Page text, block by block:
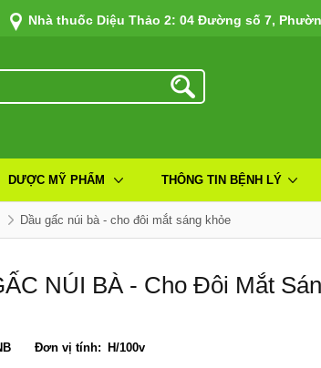
Nhà thuốc Diệu Thảo 2: 04 Đường số 7,
DƯỢC MỸ PHẨM THÔNG TIN BỆNH LÝ
dầu gấc núi bà - cho đôi mắt sáng khỏe
NÚI BÀ - Cho Đôi Mắt
Đơn vị tính: H/100v